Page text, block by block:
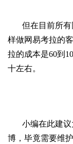
但在目前所
样做网易考拉的
拉的成本是60到
十左右。
小编在此建议
博， 毕竟需要维